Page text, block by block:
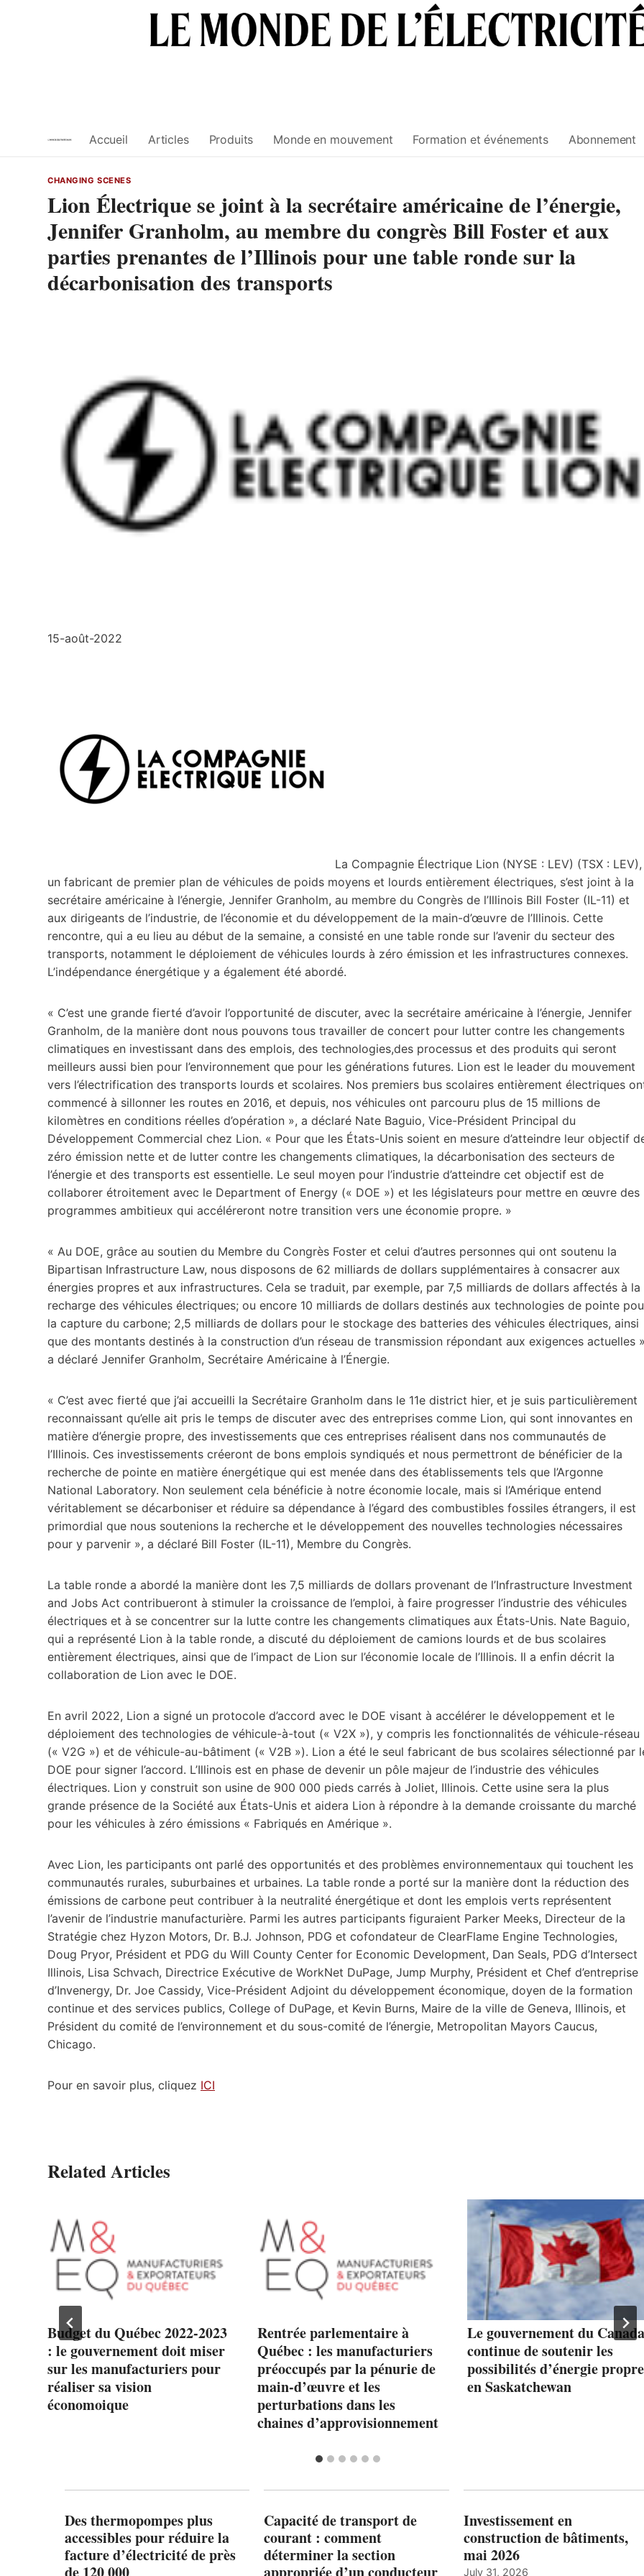
Accueil Articles Produits Monde en mouvement Formation et événements Abonnement
CHANGING SCENES
Lion Électrique se joint à la secrétaire américaine de l’énergie,
Jennifer Granholm, au membre du congrès Bill Foster et aux
parties prenantes de l’Illinois pour une table ronde sur la
décarbonisation des transports
15-août-2022
La Compagnie Électrique Lion (NYSE : LEV) (TSX : LEV),
un fabricant de premier plan de véhicules de poids moyens et lourds entièrement électriques, s’est joint à la
secrétaire américaine à l’énergie, Jennifer Granholm, au membre du Congrès de l’Illinois Bill Foster (IL-11) et
aux dirigeants de l’industrie, de l’économie et du développement de la main-d’œuvre de l’Illinois. Cette
rencontre, qui a eu lieu au début de la semaine, a consisté en une table ronde sur l’avenir du secteur des
transports, notamment le déploiement de véhicules lourds à zéro émission et les infrastructures connexes.
L’indépendance énergétique y a également été abordé.
« C’est une grande fierté d’avoir l’opportunité de discuter, avec la secrétaire américaine à l’énergie, Jennifer
Granholm, de la manière dont nous pouvons tous travailler de concert pour lutter contre les changements
climatiques en investissant dans des emplois, des technologies,des processus et des produits qui seront
meilleurs aussi bien pour l’environnement que pour les générations futures. Lion est le leader du mouvement
vers l’électrification des transports lourds et scolaires. Nos premiers bus scolaires entièrement électriques
commencé à sillonner les routes en 2016, et depuis, nos véhicules ont parcouru plus de 15 millions de
kilomètres en conditions réelles d’opération », a déclaré Nate Baguio, Vice-Président Principal du
Développement Commercial chez Lion. « Pour que les États-Unis soient en mesure d’atteindre leur objectif
zéro émission nette et de lutter contre les changements climatiques, la décarbonisation des secteurs de
l’énergie et des transports est essentielle. Le seul moyen pour l’industrie d’atteindre cet objectif est de
collaborer étroitement avec le Department of Energy (« DOE ») et les législateurs pour mettre en œuvre des
programmes ambitieux qui accéléreront notre transition vers une économie propre. »
« Au DOE, grâce au soutien du Membre du Congrès Foster et celui d’autres personnes qui ont soutenu la
Bipartisan Infrastructure Law, nous disposons de 62 milliards de dollars supplémentaires à consacrer aux
énergies propres et aux infrastructures. Cela se traduit, par exemple, par 7,5 milliards de dollars affectés à la
recharge des véhicules électriques; ou encore 10 milliards de dollars destinés aux technologies de pointe
la capture du carbone; 2,5 milliards de dollars pour le stockage des batteries des véhicules électriques, ainsi
que des montants destinés à la construction d’un réseau de transmission répondant aux exigences actuelles
a déclaré Jennifer Granholm, Secrétaire Américaine à l’Énergie.
« C’est avec fierté que j’ai accueilli la Secrétaire Granholm dans le 11e district hier, et je suis particulièrement
reconnaissant qu’elle ait pris le temps de discuter avec des entreprises comme Lion, qui sont innovantes en
matière d’énergie propre, des investissements que ces entreprises réalisent dans nos communautés de
l’Illinois. Ces investissements créeront de bons emplois syndiqués et nous permettront de bénéficier de la
recherche de pointe en matière énergétique qui est menée dans des établissements tels que l’Argonne
National Laboratory. Non seulement cela bénéficie à notre économie locale, mais si l’Amérique entend
véritablement se décarboniser et réduire sa dépendance à l’égard des combustibles fossiles étrangers, il est
primordial que nous soutenions la recherche et le développement des nouvelles technologies nécessaires
pour y parvenir », a déclaré Bill Foster (IL-11), Membre du Congrès.
La table ronde a abordé la manière dont les 7,5 milliards de dollars provenant de l’Infrastructure Investment
and Jobs Act contribueront à stimuler la croissance de l’emploi, à faire progresser l’industrie des véhicules
électriques et à se concentrer sur la lutte contre les changements climatiques aux États-Unis. Nate Baguio,
qui a représenté Lion à la table ronde, a discuté du déploiement de camions lourds et de bus scolaires
entièrement électriques, ainsi que de l’impact de Lion sur l’économie locale de l’Illinois. Il a enfin décrit la
collaboration de Lion avec le DOE.
En avril 2022, Lion a signé un protocole d’accord avec le DOE visant à accélérer le développement et le
déploiement des technologies de véhicule-à-tout (« V2X »), y compris les fonctionnalités de véhicule-réseau
(« V2G ») et de véhicule-au-bâtiment (« V2B »). Lion a été le seul fabricant de bus scolaires sélectionné par
DOE pour signer l’accord. L’Illinois est en phase de devenir un pôle majeur de l’industrie des véhicules
électriques. Lion y construit son usine de 900 000 pieds carrés à Joliet, Illinois. Cette usine sera la plus
grande présence de la Société aux États-Unis et aidera Lion à répondre à la demande croissante du marché
pour les véhicules à zéro émissions « Fabriqués en Amérique ».
Avec Lion, les participants ont parlé des opportunités et des problèmes environnementaux qui touchent les
communautés rurales, suburbaines et urbaines. La table ronde a porté sur la manière dont la réduction des
émissions de carbone peut contribuer à la neutralité énergétique et dont les emplois verts représentent
l’avenir de l’industrie manufacturière. Parmi les autres participants figuraient Parker Meeks, Directeur de la
Stratégie chez Hyzon Motors, Dr. B.J. Johnson, PDG et cofondateur de ClearFlame Engine Technologies,
Doug Pryor, Président et PDG du Will County Center for Economic Development, Dan Seals, PDG d’Intersect
Illinois, Lisa Schvach, Directrice Exécutive de WorkNet DuPage, Jump Murphy, Président et Chef d’entreprise
d’Invenergy, Dr. Joe Cassidy, Vice-Président Adjoint du développement économique, doyen de la formation
continue et des services publics, College of DuPage, et Kevin Burns, Maire de la ville de Geneva, Illinois, et
Président du comité de l’environnement et du sous-comité de l’énergie, Metropolitan Mayors Caucus,
Chicago.
Pour en savoir plus, cliquez ICI
Related Articles
Budget du Québec 2022-2023
: le gouvernement doit miser
sur les manufacturiers pour
réaliser sa vision
économoique
Rentrée parlementaire à
Québec : les manufacturiers
préoccupés par la pénurie de
main-d’œuvre et les
perturbations dans les
chaines d’approvisionnement
Le gouvernement du Canada
continue de soutenir les
possibilités d’énergie propre
en Saskatchewan
Des thermopompes plus
accessibles pour réduire la
facture d’électricité de près
de 120 000
Capacité de transport de
courant : comment
déterminer la section
appropriée d’un conducteur
Investissement en
construction de bâtiments,
mai 2026
July 31, 2026